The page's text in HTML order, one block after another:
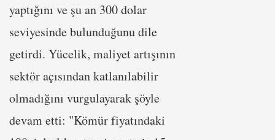
yaptığını ve şu an 300 dolar
seviyesinde bulunduğunu dile
getirdi. Yücelik, maliyet artışının
sektör açısından katlanılabilir
olmadığını vurgulayarak şöyle
devam etti: "Kömür fiyatındaki